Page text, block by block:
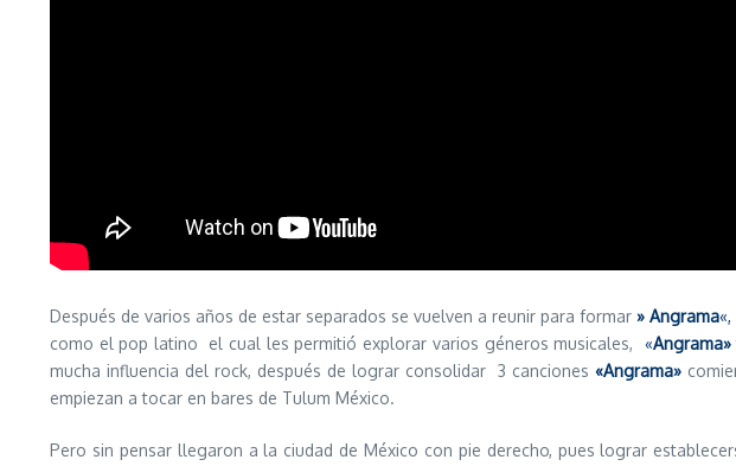
Después de varios años de estar separados se vuelven a reunir para formar » Angrama«,
como el pop latino el cual les permitió explorar varios géneros musicales, «Angrama»
mucha influencia del rock, después de lograr consolidar 3 canciones «Angrama»
empiezan a tocar en bares de Tulum México.
Pero sin pensar llegaron a la ciudad de México con pie derecho, pues lograr